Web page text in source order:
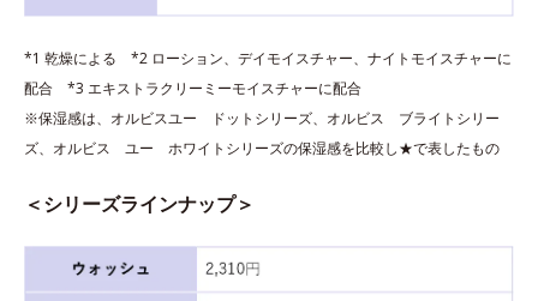
*1 乾燥による *2 ローション、デイモイスチャー、ナイトモイスチャーに
配合 *3 エキストラクリーミーモイスチャーに配合
※保湿感は、オルビスユー ドットシリーズ、オルビス ブライトシリー
ズ、オルビス ユー ホワイトシリーズの保湿感を比較し★で表したもの
＜シリーズラインナップ＞